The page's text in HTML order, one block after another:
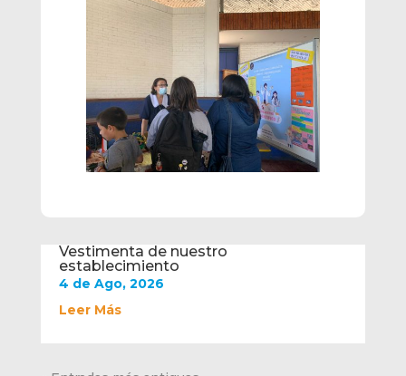
Vestimenta de nuestro
establecimiento
4 de Ago, 2026
Leer Más